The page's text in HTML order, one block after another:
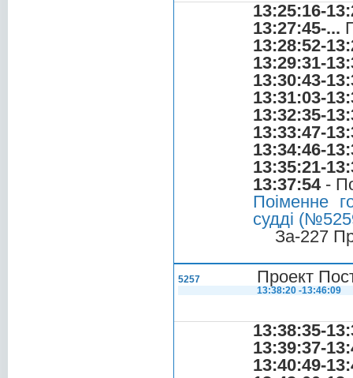
13:25:16-
13:27:45-...
13:28:52-
13:29:31-
13:30:43-
13:31:03-
13:32:35-
13:33:47-
13:34:46-
13:35:21-
13:37:54-
Поіменне
судді
За-227
5257 Проект
13:38:20 -13:46:09
13:38:35-
13:39:37-
13:40:49-